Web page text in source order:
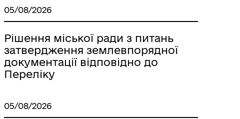
ГУМАНІТАРНА ДОПОМОГА
05/08/2026
Рішення міської ради з питань
затвердження землевпорядної
документації відповідно до
Переліку
05/08/2026